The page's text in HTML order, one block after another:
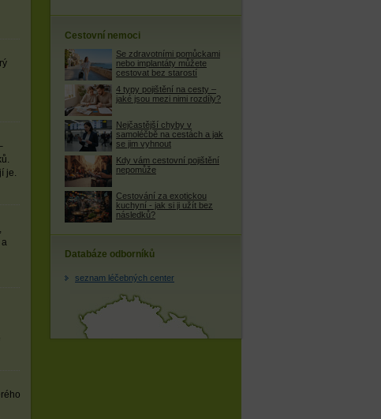
je.
a
Cestovní nemoci
Se zdravotními pomůckami
nebo implantáty můžete
cestovat bez starostí
4 typy pojištění na cesty –
jaké jsou mezi nimi rozdíly?
Nejčastější chyby v
samoléčbě na cestách a jak
se jim vyhnout
Kdy vám cestovní pojištění
nepomůže
Cestování za exotickou
kuchyní - jak si ji užít bez
následků?
Databáze odborníků
seznam léčebných center